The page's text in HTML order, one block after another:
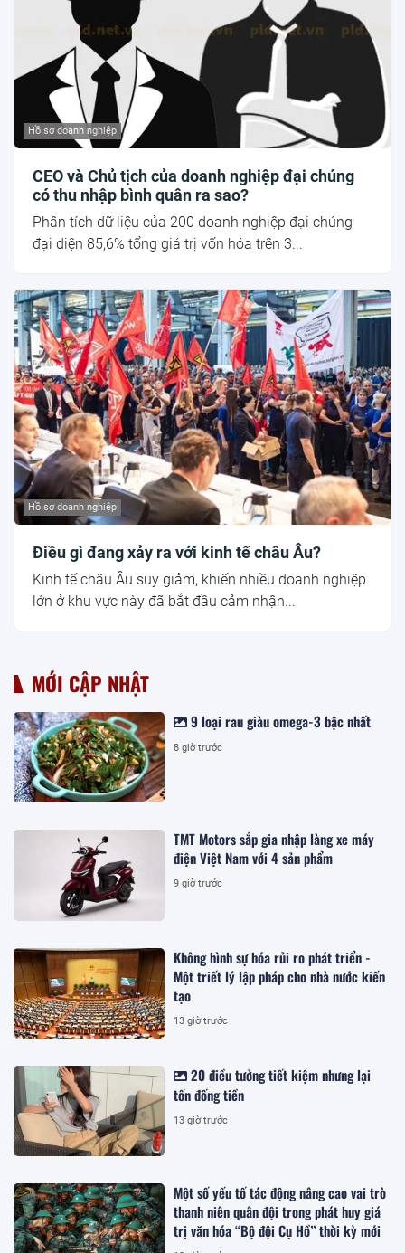
Hồ sơ doanh nghiệp
CEO và Chủ tịch của doanh nghiệp đại chúng
có thu nhập bình quân ra sao?
Phân tích dữ liệu của 200 doanh nghiệp đại chúng
đại diện 85,6% tổng giá trị vốn hóa trên 3...
Hồ sơ doanh nghiệp
Điều gì đang xảy ra với kinh tế châu Âu?
Kinh tế châu Âu suy giảm, khiến nhiều doanh nghiệp
lớn ở khu vực này đã bắt đầu cảm nhận...
MỚI CẬP NHẬT
9 loại rau giàu omega-3 bậc nhất
8 giờ trước
TMT Motors sắp gia nhập làng xe máy
điện Việt Nam với 4 sản phẩm
9 giờ trước
Không hình sự hóa rủi ro phát triển -
Một triết lý lập pháp cho nhà nước kiến
tạo
13 giờ trước
20 điều tưởng tiết kiệm nhưng lại
tốn đống tiền
13 giờ trước
Một số yếu tố tác động nâng cao vai trò
thanh niên quân đội trong phát huy giá
trị văn hóa “Bộ đội Cụ Hồ” thời kỳ mới